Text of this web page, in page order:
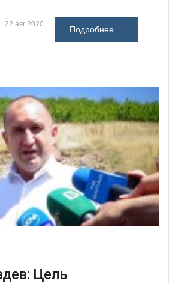
22 авг 2020
Подробнее ...
Цель